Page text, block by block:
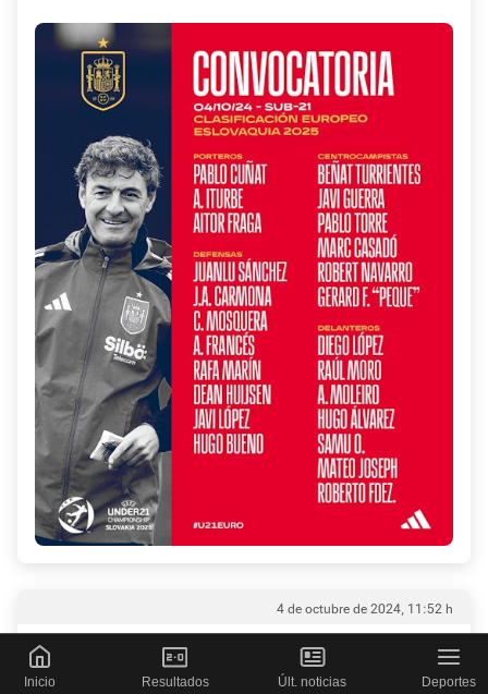
4 de octubre de 2024, 11:52 h
⚽😥 Samu Omorodion y sus goles
Inicio Resultados Últ. noticias Deportes